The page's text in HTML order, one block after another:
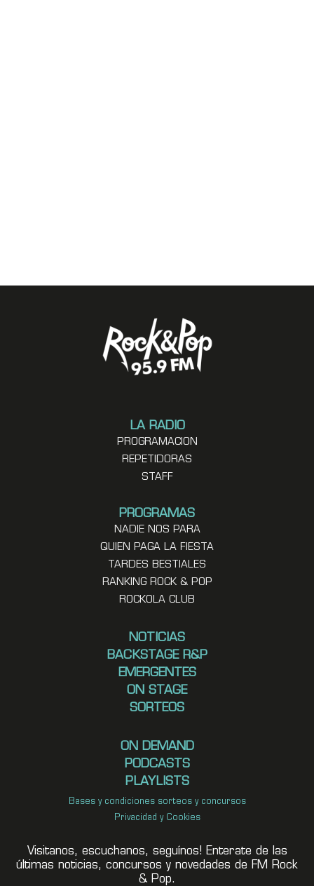
LA RADIO
PROGRAMACION
REPETIDORAS
STAFF
PROGRAMAS
NADIE NOS PARA
QUIEN PAGA LA FIESTA
TARDES BESTIALES
RANKING ROCK & POP
ROCKOLA CLUB
NOTICIAS
BACKSTAGE R&P
EMERGENTES
ON STAGE
SORTEOS
ON DEMAND
PODCASTS
PLAYLISTS
Bases y condiciones sorteos y concursos
Privacidad y Cookies
Visitanos, escuchanos, seguínos! Enterate de las
últimas noticias, concursos y novedades de FM Rock
& Pop.